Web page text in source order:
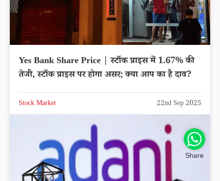
Yes Bank Share Price | स्टॉक प्राइस में 1.67% की
तेजी, स्टॉक प्राइस पर होगा असर; क्या आप का है दाव?
Stock Market 22nd Sep 2025
Share